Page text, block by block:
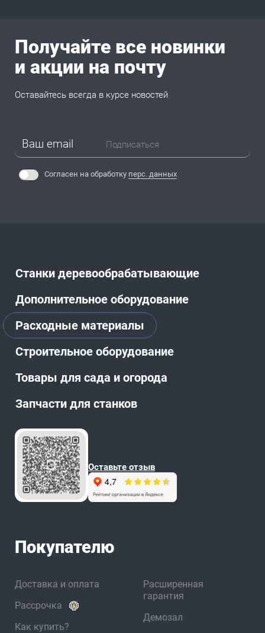
Станки деревообрабатывающие
Дополнительное оборудование
Расходные материалы
Строительное оборудование
Товары для сада и огорода
Запчасти для станков
Оставьте отзыв
Получайте все новинки
и акции на почту
Оставайтесь всегда в курсе новостей
Подписаться
Согласен на обработку перс. данных
Покупателю
Доставка и оплата
Рассрочка
Как купить?
Расширенная
гарантия
Демозал